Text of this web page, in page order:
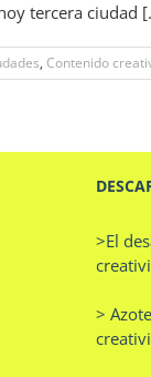
tercera ciudad
, Contenido
>El
>